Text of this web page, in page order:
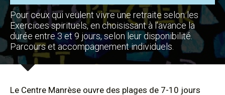
Pour ceux qui veulent vivre une retraite selon les
Exercices spirituels, en choisissant à l’avance la
durée entre 3 et 9 jours, selon leur disponibilité.
Parcours et accompagnement individuels.
Le Centre Manrèse ouvre des plages de 7-10 jours